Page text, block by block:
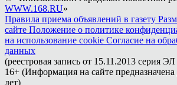
WWW.168.RU»
Правила приема объявлений в газету
сайте Положение о политике
на использование cookie Согласие на
данных
(реестровая запись от 15.11.2013 серия
16+ (Информация на сайте предназначена
лет)